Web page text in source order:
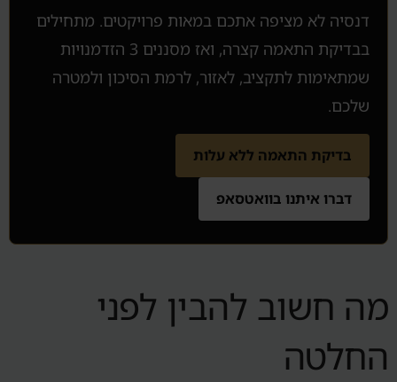
דנסיה לא מציפה אתכם במאות פרויקטים. מתחילים
בבדיקת התאמה קצרה, ואז מסננים 3 הזדמנויות
שמתאימות לתקציב, לאזור, לרמת הסיכון ולמטרה
שלכם.
בדיקת התאמה ללא עלות
דברו איתנו בוואטסאפ
מה חשוב להבין לפני
החלטה